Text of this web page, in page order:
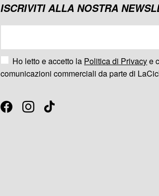
ISCRIVITI ALLA NOSTRA
Ho letto e accetto la Politica di Privacye
comunicazioni commerciali da parte di